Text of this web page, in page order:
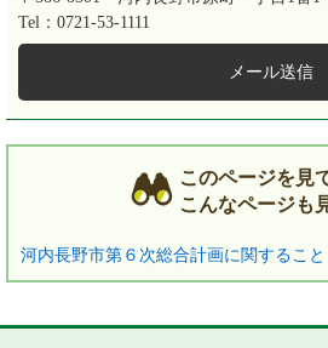
Tel：0721-53-1111
メール送信
このページを見
こんなページも
河内長野市第６次総合計画に関すること